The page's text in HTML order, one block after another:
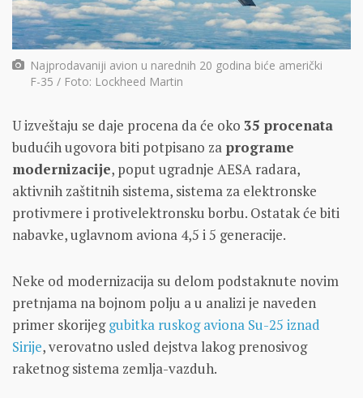
Najprodavaniji avion u narednih 20 godina biće američki
F-35 / Foto: Lockheed Martin
U izveštaju se daje procena da će oko 35 procenata
budućih ugovora biti potpisano za programe
modernizacije, poput ugradnje AESA radara,
aktivnih zaštitnih sistema, sistema za elektronske
protivmere i protivelektronsku borbu. Ostatak će biti
nabavke, uglavnom aviona 4,5 i 5 generacije.
Neke od modernizacija su delom podstaknute novim
pretnjama na bojnom polju a u analizi je naveden
primer skorijeggubitka ruskog aviona Su-25 iznad
Sirije, verovatno usled dejstva lakog prenosivog
raketnog sistema zemlja-vazduh.